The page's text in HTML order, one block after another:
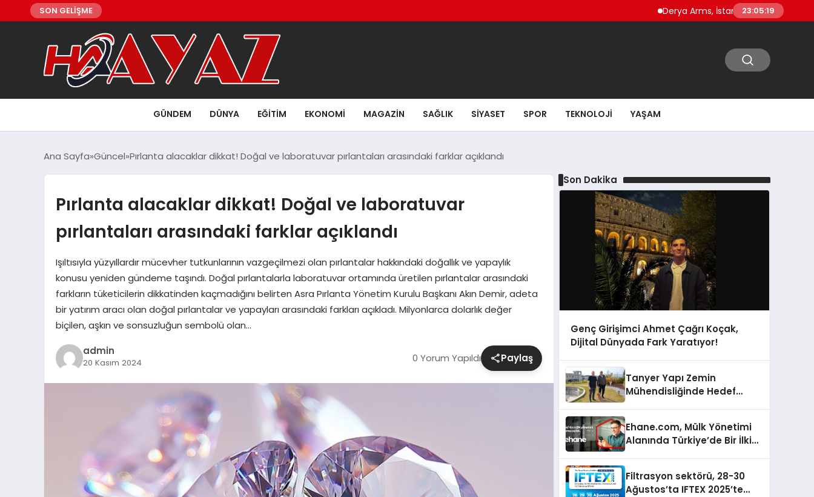
SON GELİŞME Derya Arms, İstanbul Prohunt 2026’da yeni
23:05:21
GÜNDEM DÜNYA EĞITIM EKONOMI MAGAZIN SAĞLIK SIYASET SPOR TEKNOLOJI YAŞAM
Ana Sayfa Güncel Pırlanta alacaklar dikkat! Doğal ve laboratuvar pırlantaları arasındaki farklar açıklandı
Pırlanta alacaklar dikkat! Doğal ve laboratuvar
pırlantaları arasındaki farklar açıklandı
Işıltısıyla yüzyıllardır mücevher tutkunlarının vazgeçilmezi olan pırlantalar hakkındaki doğallık ve yapaylık
konusu yeniden gündeme taşındı. Doğal pırlantalarla laboratuvar ortamında üretilen pırlantalar arasındaki
farkların tüketicilerin dikkatinden kaçmadığını belirten Asra Pırlanta Yönetim Kurulu Başkanı Akın Demir, adeta
bir yatırım aracı olan doğal pırlantalar ve yapayları arasındaki farkları açıkladı. Milyonlarca dolarlık değer
biçilen, aşkın ve sonsuzluğun sembolü olan…
admin
20 Kasım 2024 0 Yorum Yapıldı Paylaş
Son Dakika
Genç Girişimci Ahmet Çağrı Koçak,
Dijital Dünyada Fark Yaratıyor!
Tanyer Yapı Zemin
Mühendisliğinde Hedef
Ehane.com, Mülk Yönetimi
Alanında Türkiye’de Bir İlki
Filtrasyon sektörü, 28-30
Ağustos’ta IFTEX 2025’te